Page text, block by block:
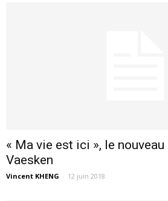
« Ma vie est ici », le
Vaesken
Vincent KHENG - 12 juin 2018